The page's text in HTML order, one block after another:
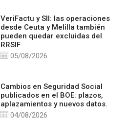
VeriFactu y SII: las operaciones
desde Ceuta y Melilla también
pueden quedar excluidas del
RRSIF
05/08/2026
Cambios en Seguridad Social
publicados en el BOE: plazos,
aplazamientos y nuevos datos.
04/08/2026